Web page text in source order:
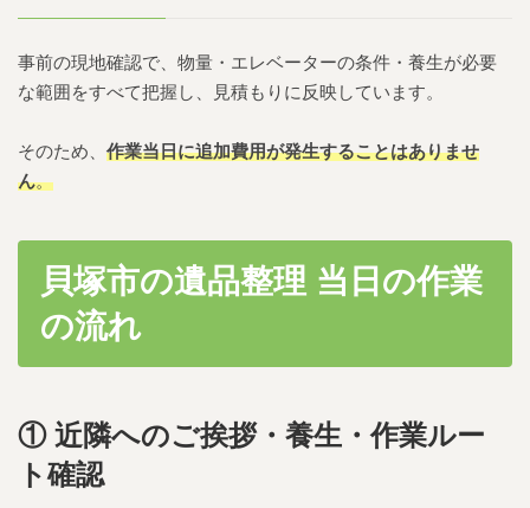
事前の現地確認で、物量・エレベーターの条件・養生が必要
な範囲をすべて把握し、見積もりに反映しています。
そのため、 作業当日に追加費用が発生することはありませ
ん。
貝塚市の遺品整理 当日の作業
の流れ
① 近隣へのご挨拶・養生・作業ルー
ト確認